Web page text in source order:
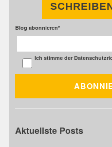
Blog abonnieren*
Ich stimme der
Aktuellste Posts